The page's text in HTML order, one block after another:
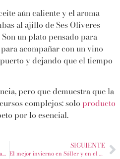
aún caliente y el aroma
al ajillo de Ses Oliveres
un plato pensado para
acompañar con un vino
y dejando que el tiempo
pero que demuestra que la
complejos: solo producto
por lo esencial.
Navidad en el Puerto de Sóller: tradición, calma mediterránea y sabor auténtico en Ses Oliveres
SIGUIENTE
El mejor invierno en Sóller y en el Puerto de Sóller